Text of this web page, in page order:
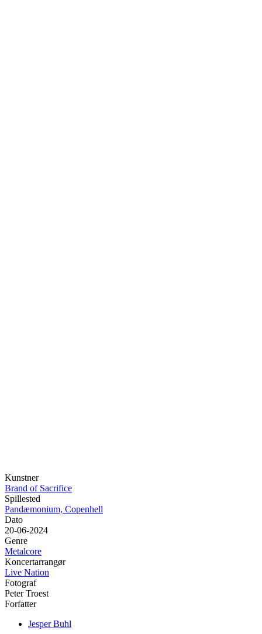
Kunstner
Brand of Sacrifice
Spillested
Pandæmonium, Copenhell
Dato
20-06-2024
Genre
Metalcore
Koncertarrangør
Live Nation
Fotograf
Peter Troest
Forfatter
Jesper Buhl